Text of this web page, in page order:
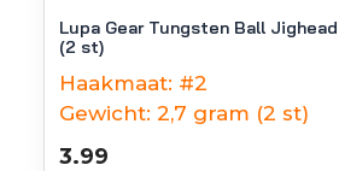
Lupa Gear Tungsten Ball
(2 st)
Haakmaat: #2
Gewicht: 2,7 gram (2 st)
3.99